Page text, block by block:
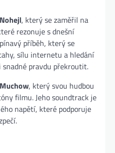
, který se zaměřil na
rezonuje s dnešní
příběh, který se
sílu internetu a hledání
snadné pravdu překroutit.
, který svou hudbou
filmu. Jeho soundtrack je
napětí, které podporuje